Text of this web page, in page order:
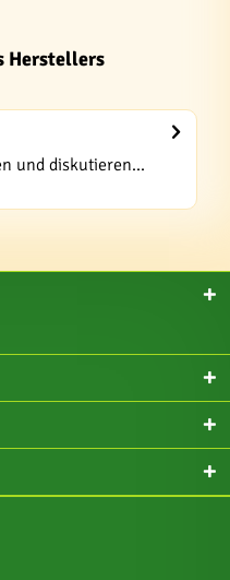
Herstellers
und diskutieren...